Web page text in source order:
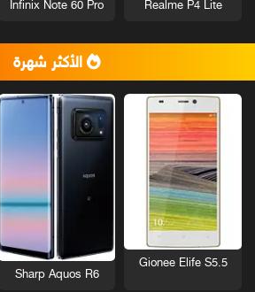
Realme P4 Lite
Infinix Note 60 Pro
الأكثر شهرة
Gionee Elife S5.5
Sharp Aquos R6